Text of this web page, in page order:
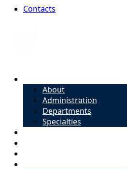
Contacts
About
Administration
Departments
Specialties